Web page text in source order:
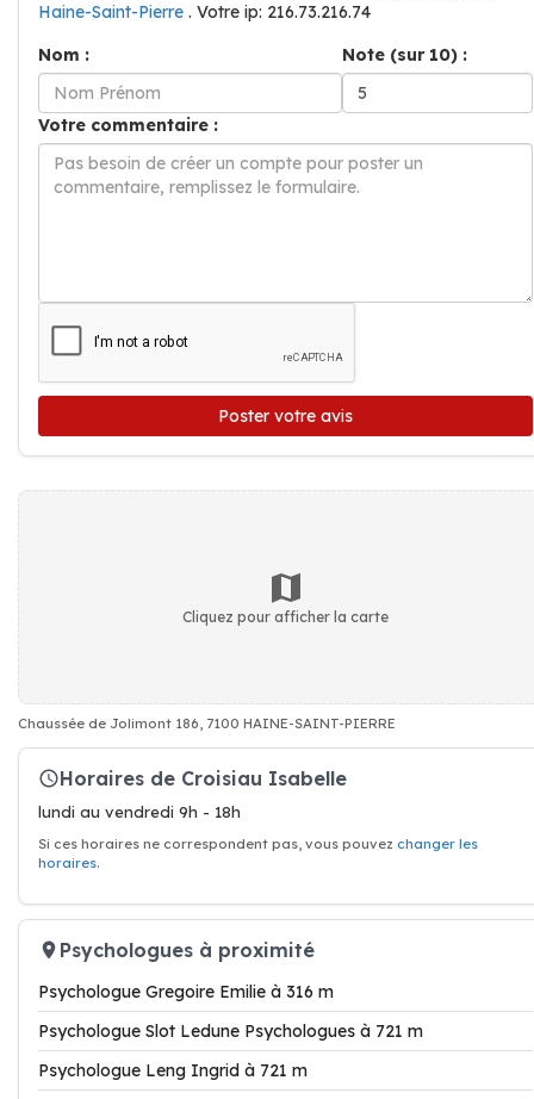
Haine-Saint-Pierre . Votre ip: 216.73.216.74
Nom :
Note (sur 10) :
Votre commentaire :
Poster votre avis
Cliquez pour afficher la carte
Chaussée de Jolimont 186, 7100 HAINE-SAINT-PIERRE
Horaires de Croisiau Isabelle
lundi au vendredi 9h - 18h
Si ces horaires ne correspondent pas, vous pouvez changer les
horaires.
Psychologues à proximité
Psychologue Gregoire Emilie à 316 m
Psychologue Slot Ledune Psychologues à 721 m
Psychologue Leng Ingrid à 721 m